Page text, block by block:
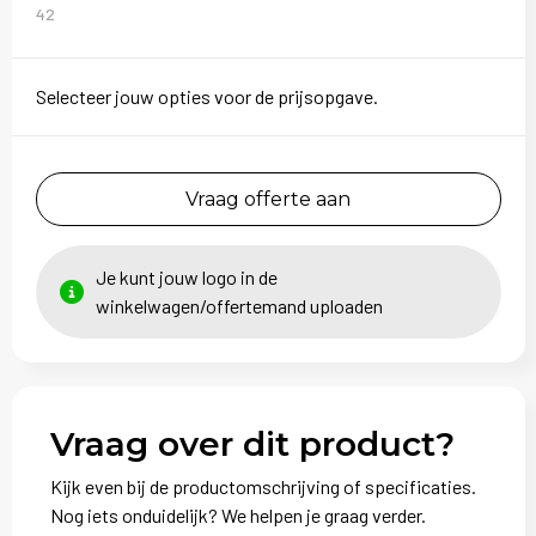
42
Selecteer jouw opties voor de prijsopgave.
Vraag offerte aan
Je kunt jouw logo in de
winkelwagen/offertemand uploaden
Vraag over dit product?
Kijk even bij de productomschrijving of specificaties.
Nog iets onduidelijk? We helpen je graag verder.